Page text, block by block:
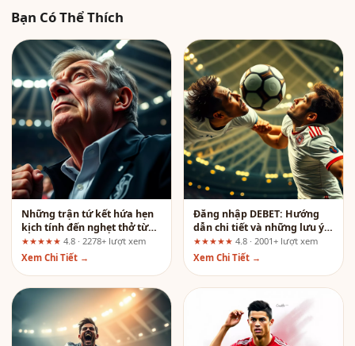
Bạn Có Thể Thích
Những trận tứ kết hứa hẹn
kịch tính đến nghẹt thở từng
phút
★★★★★ 4.8 · 2278+ lượt xem
Xem Chi Tiết →
Đăng nhập DEBET: Hướng
dẫn chi tiết và những lưu ý
quan trọng
★★★★★ 4.8 · 2001+ lượt xem
Xem Chi Tiết →